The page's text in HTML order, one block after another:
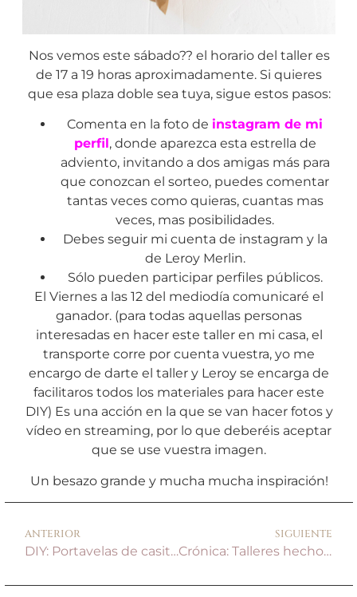
Nos vemos este sábado?? el horario del taller es
de 17 a 19 horas aproximadamente. Si quieres
que esa plaza doble sea tuya, sigue estos pasos:
Comenta en la foto de instagram de mi
perfil, donde aparezca esta estrella de
adviento, invitando a dos amigas más para
que conozcan el sorteo, puedes comentar
tantas veces como quieras, cuantas mas
veces, mas posibilidades.
Debes seguir mi cuenta de instagram y la
de Leroy Merlin.
Sólo pueden participar perfiles públicos.
El Viernes a las 12 del mediodía comunicaré el
ganador. (para todas aquellas personas
interesadas en hacer este taller en mi casa, el
transporte corre por cuenta vuestra, yo me
encargo de darte el taller y Leroy se encarga de
facilitaros todos los materiales para hacer este
DIY) Es una acción en la que se van hacer fotos y
vídeo en streaming, por lo que deberéis aceptar
que se use vuestra imagen.
Un besazo grande y mucha mucha inspiración!
ANTERIOR
DIY: Portavelas de casitas
SIGUIENTE
Crónica: Talleres hechos en casa por Leroy Merlin